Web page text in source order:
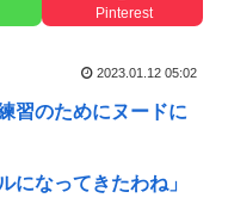
Pinterest
2023.01.12 05:02
習のためにヌードに
になってきたわね」